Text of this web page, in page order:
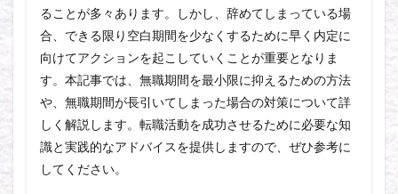
ることが多々あります。しかし、辞めてしまっている場
合、できる限り空白期間を少なくするために早く内定に
向けてアクションを起こしていくことが重要となりま
す。本記事では、無職期間を最小限に抑えるための方法
や、無職期間が長引いてしまった場合の対策について詳
しく解説します。転職活動を成功させるために必要な知
識と実践的なアドバイスを提供しますので、ぜひ参考に
してください。